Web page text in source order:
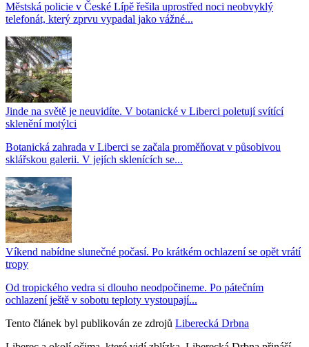
Městská policie v České Lípě řešila uprostřed noci neobvyklý
telefonát, který zprvu vypadal jako vážné...
Jinde na světě je neuvidíte. V botanické v Liberci poletují svítící
sklenění motýlci
Botanická zahrada v Liberci se začala proměňovat v působivou
sklářskou galerii. V jejích sklenících se...
Víkend nabídne slunečné počasí. Po krátkém ochlazení se opět vrátí
tropy
Od tropického vedra si dlouho neodpočineme. Po pátečním
ochlazení ještě v sobotu teploty vystoupají...
Tento článek byl publikován ze zdrojů Liberecká Drbna